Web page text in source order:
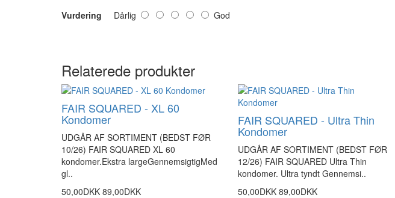
Vurdering Dårlig God
Relaterede produkter
FAIR SQUARED - XL 60
Kondomer
UDGÅR AF SORTIMENT (BEDST FØR
10/26) FAIR SQUARED XL 60
kondomer.Ekstra largeGennemsigtigMed
gl..
50,00DKK 89,00DKK
FAIR SQUARED - Ultra Thin
Kondomer
UDGÅR AF SORTIMENT (BEDST FØR
12/26) FAIR SQUARED Ultra Thin
kondomer. Ultra tyndt Gennemsi..
50,00DKK 89,00DKK